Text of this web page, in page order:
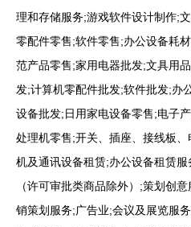
理和存储服务;游戏软件设计制作;
零配件零售;软件零售;办公设备耗
范产品零售;家用电器批发;文具用
发;计算机零配件批发;软件批发;办
设备批发;日用家电设备零售;电子
处理机零售;开关、插座、接线板
机及通讯设备租赁;办公设备租赁
（许可审批类商品除外）;策划创
销策划服务;广告业;会议及展览服